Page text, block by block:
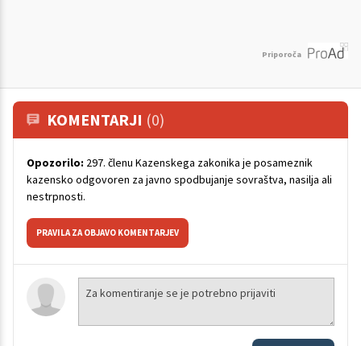
Priporoča
KOMENTARJI (0)
Opozorilo: 297. členu Kazenskega zakonika je posameznik
kazensko odgovoren za javno spodbujanje sovraštva, nasilja ali
nestrpnosti.
PRAVILA ZA OBJAVO KOMENTARJEV